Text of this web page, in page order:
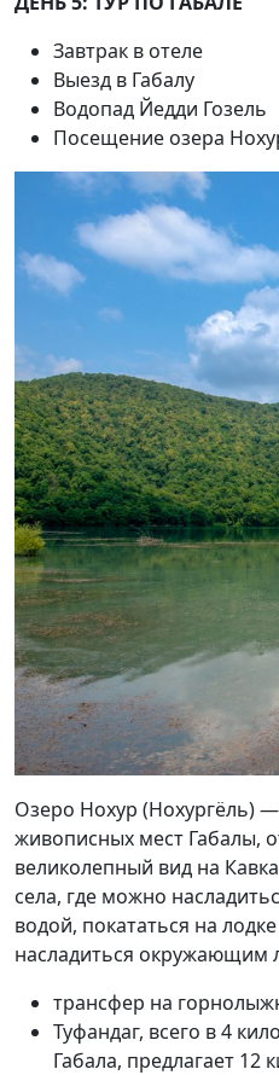
Завтрак в отеле
Выезд в Габалу
Водопад Йедди Гозель
Посещение озера
Озеро Нохур (Нохургёль)
живописных мест Габалы,
великолепный вид на
села, где можно
водой, покататься на
насладиться окружающим
трансфер на
Туфандаг, всего в 4
Габала, предлагает 12